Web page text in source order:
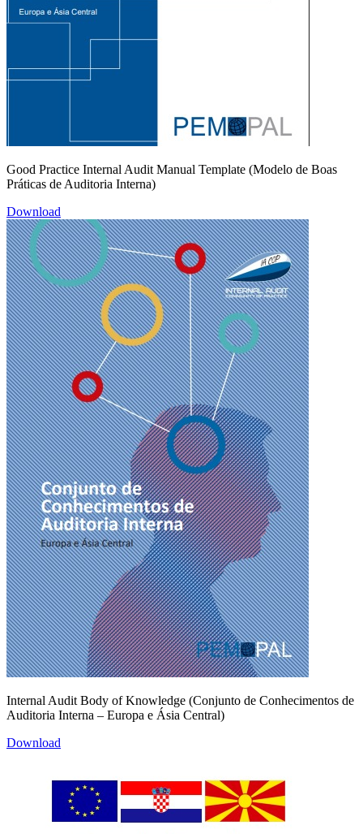
Good Practice Internal Audit Manual Template (Modelo de Boas
Práticas de Auditoria Interna)
Download
Internal Audit Body of Knowledge (Conjunto de Conhecimentos de
Auditoria Interna – Europa e Ásia Central)
Download